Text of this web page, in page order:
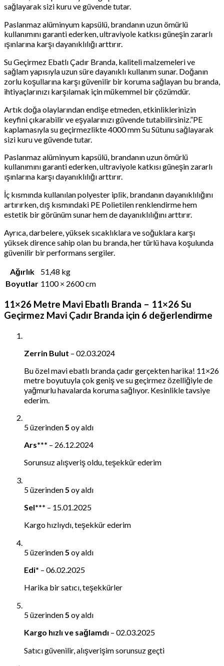
sağlayarak sizi kuru ve güvende tutar.
Paslanmaz alüminyum kapsülü, brandanın uzun ömürlü
kullanımını garanti ederken, ultraviyole katkısı güneşin zararlı
ışınlarına karşı dayanıklılığı arttırır.
Su Geçirmez Ebatlı Çadır Branda, kaliteli malzemeleri ve
sağlam yapısıyla uzun süre dayanıklı kullanım sunar. Doğanın
zorlu koşullarına karşı güvenilir bir koruma sağlayan bu branda,
ihtiyaçlarınızı karşılamak için mükemmel bir çözümdür.
Artık doğa olaylarından endişe etmeden, etkinliklerinizin
keyfini çıkarabilir ve eşyalarınızı güvende tutabilirsiniz.”PE
kaplamasıyla su geçirmezlikte 4000 mm Su Sütunu sağlayarak
sizi kuru ve güvende tutar.
Paslanmaz alüminyum kapsülü, brandanın uzun ömürlü
kullanımını garanti ederken, ultraviyole katkısı güneşin zararlı
ışınlarına karşı dayanıklılığı arttırır.
İç kısmında kullanılan polyester iplik, brandanın dayanıklılığını
artırırken, dış kısmındaki PE Polietilen renklendirme hem
estetik bir görünüm sunar hem de dayanıklılığını arttırır.
Ayrıca, darbelere, yüksek sıcaklıklara ve soğuklara karşı
yüksek dirence sahip olan bu branda, her türlü hava koşulunda
güvenilir bir performans sergiler.
Ağırlık
51,48 kg
Boyutlar 1100 × 2600 cm
11×26 Metre Mavi Ebatlı Branda – 11×26 Su
Geçirmez Mavi Çadır Branda için 6 değerlendirme
Zerrin Bulut – 02.03.2024
Bu özel mavi ebatlı branda çadır gerçekten harika! 11×26
metre boyutuyla çok geniş ve su geçirmez özelliğiyle de
yağmurlu havalarda koruma sağlıyor. Kesinlikle tavsiye
ederim.
5 üzerinden5 oy aldı
Ars*** – 26.12.2024
Sorunsuz alışveriş oldu, teşekkür ederim
5 üzerinden5 oy aldı
Sel*** – 15.01.2025
Kargo hızlıydı, teşekkür ederim
5 üzerinden5 oy aldı
Edi* – 06.02.2025
Harika bir satıcı, teşekkürler
5 üzerinden5 oy aldı
Kargo hızlı ve sağlamdı – 02.03.2025
Satıcı güvenilir, alışverişim sorunsuz geçti